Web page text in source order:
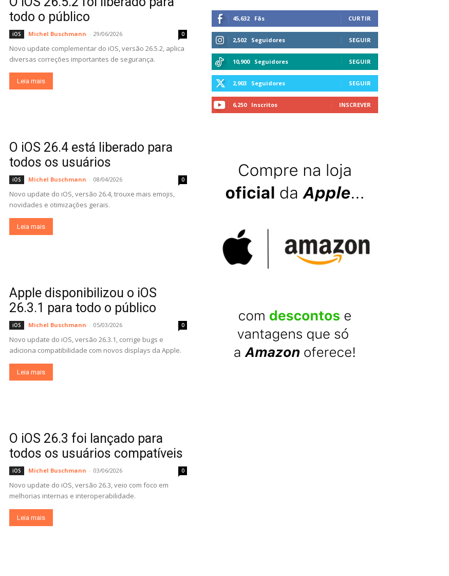
todo o público
iOS Michel Buschmann - 29/06/2026 0
Novo update complementar do iOS, versão 26.5.2, aplica
diversas correções importantes de segurança.
Leia mais
O iOS 26.4 está liberado para
todos os usuários
iOS Michel Buschmann - 08/04/2026 0
Novo update do iOS, versão 26.4, trouxe mais emojis,
novidades e otimizações gerais.
Leia mais
Apple disponibilizou o iOS
26.3.1 para todo o público
iOS Michel Buschmann - 05/03/2026 0
Novo update do iOS, versão 26.3.1, corrige bugs e
adiciona compatibilidade com novos displays da Apple.
Leia mais
O iOS 26.3 foi lançado para
todos os usuários compatíveis
iOS Michel Buschmann - 03/06/2026 0
Novo update do iOS, versão 26.3, veio com foco em
melhorias internas e interoperabilidade.
Leia mais
45,632 Fãs CURTIR
2,502 Seguidores SEGUIR
10,900 Seguidores SEGUIR
2,903 Seguidores SEGUIR
6,250 Inscritos INSCREVER